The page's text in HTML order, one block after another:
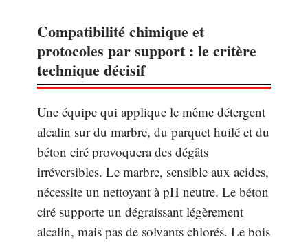
Compatibilité chimique et
protocoles par support : le critère
technique décisif
Une équipe qui applique le même détergent
alcalin sur du marbre, du parquet huilé et du
béton ciré provoquera des dégâts
irréversibles. Le marbre, sensible aux acides,
nécessite un nettoyant à pH neutre. Le béton
ciré supporte un dégraissant légèrement
alcalin, mais pas de solvants chlorés. Le bois